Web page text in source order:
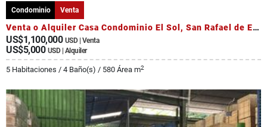
Condominio Venta
Venta o Alquiler Casa Condominio El Sol, San Rafael de Escazú
US$1,100,000 USD | Venta
US$5,000 USD | Alquiler
5 Habitaciones / 4 Baño(s) / 580 Área m2